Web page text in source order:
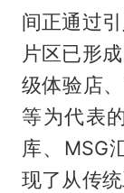
间正通过
片区已形
级体验店
等为代表
库、MSG
现了从传